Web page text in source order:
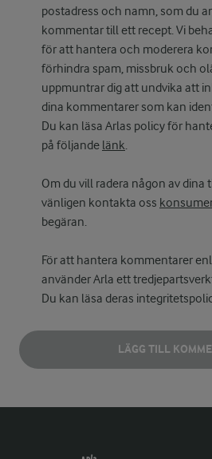
postadress och namn, som du
kommentar till ett recept. Vi
för att hantera och moderera
förhindra spam, missbruk och
uppmuntrar dig att undvika att
dina kommentarer som kan
Du kan läsa Arlas policy för
på följande länk.
Om du vill radera någon av dina
vänligen kontakta oss
begäran.
För att hantera kommentarer
använder Arla ett
Du kan läsa deras
LÄGG TILL